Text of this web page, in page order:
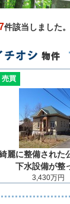
件該当しました。
売買
麗に整備された
下水設備が整
3,430万円